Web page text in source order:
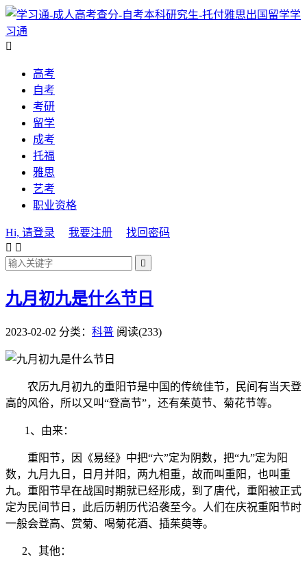
学
习通

高考
自考
考研
留学
成考
托福
雅思
艺考
职业资格
Hi, 请登录 我要注册
找回密码
 

九月初九是什么节日
2023-02-02 分类： 科普 阅读(233)
农历九月初九的重阳节是中国的传统佳节，民间有当天登
高的风俗，所以又叫“登高节”，还有茱萸节、菊花节等。
1、由来：
重阳节，因《易经》中把“六”定为阴数，把“九”定为阳
数，九月九日，日月并阳，两九相重，故而叫重阳，也叫重
九。重阳节早在战国时期就已经形成，到了唐代，重阳被正式
定为民间节日，此后历朝历代沿袭至今。人们在庆祝重阳节时
一般会登高、赏菊、喝菊花酒、插茱萸等。
2、其他：